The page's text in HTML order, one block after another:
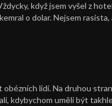
když jsem vyšel z
o dolar. Nejsem
lidí. Na druhou
kdybychom uměli být